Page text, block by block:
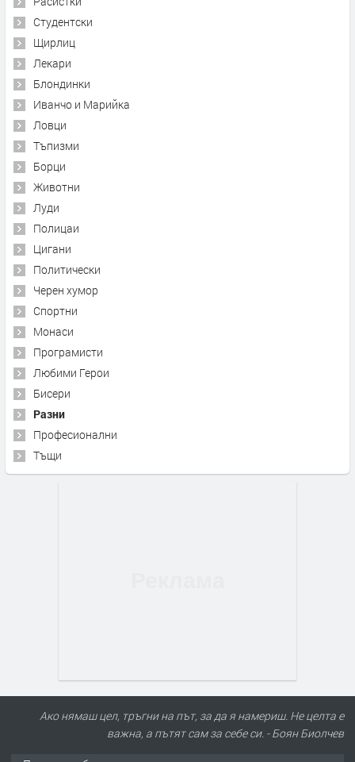
Студентски
Щирлиц
Лекари
Блондинки
Иванчо и Марийка
Ловци
Тъпизми
Борци
Животни
Луди
Полицаи
Цигани
Политически
Черен хумор
Спортни
Монаси
Програмисти
Любими Герои
Бисери
Разни
Професионални
Тъщи
Ако нямаш цел, тръгни на път, за да я намериш. Не целта е
важна, а пътят сам за себе си. - Боян Биолчев